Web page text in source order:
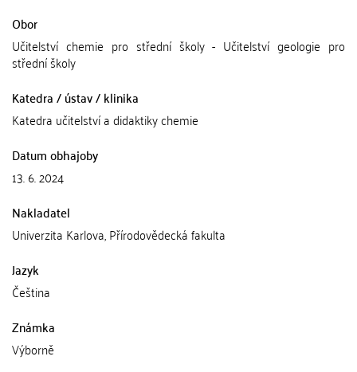
Obor
Učitelství chemie pro střední školy - Učitelství geologie pro
střední školy
Katedra / ústav / klinika
Katedra učitelství a didaktiky chemie
Datum obhajoby
13. 6. 2024
Nakladatel
Univerzita Karlova, Přírodovědecká fakulta
Jazyk
Čeština
Známka
Výborně